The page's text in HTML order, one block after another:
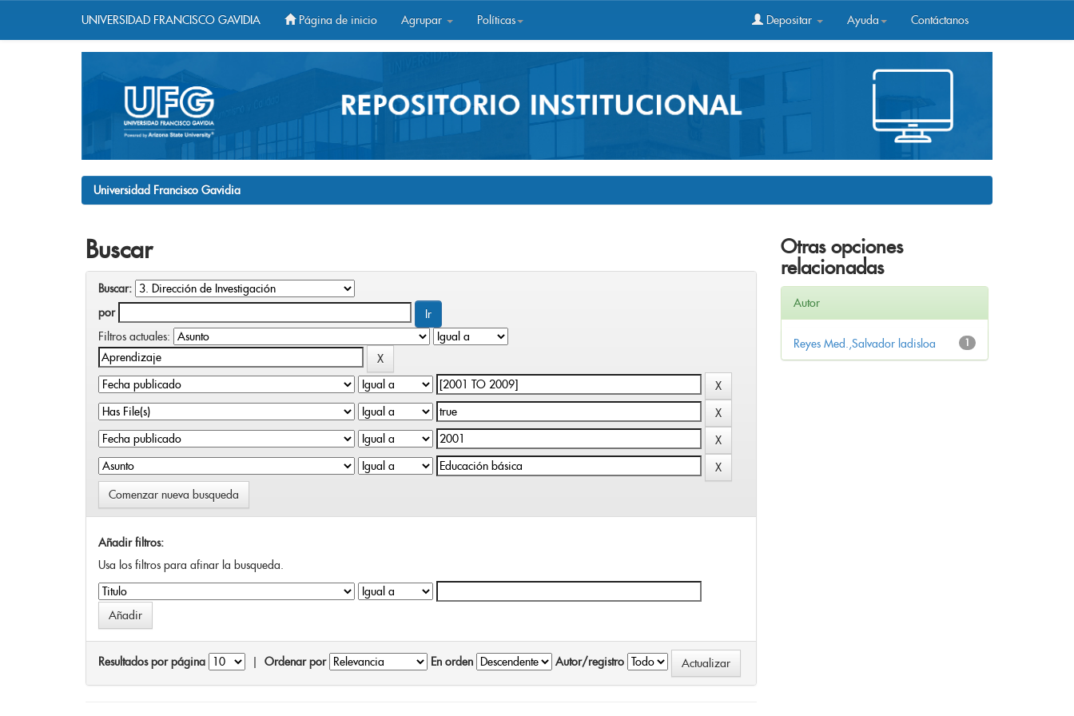
UNIVERSIDAD FRANCISCO GAVIDIA Página de inicio Agrupar Políticas Depositar Ayuda Contáctanos
Universidad Francisco Gavidia
Buscar
Buscar:
por
Filtros actuales:
Comenzar nueva busqueda
Añadir filtros:
Usa los filtros para afinar la busqueda.
Resultados por página Ordenar por En orden Autor/registro
Otras opciones
relacionadas
Autor
1
Reyes Med.,Salvador ladisloa